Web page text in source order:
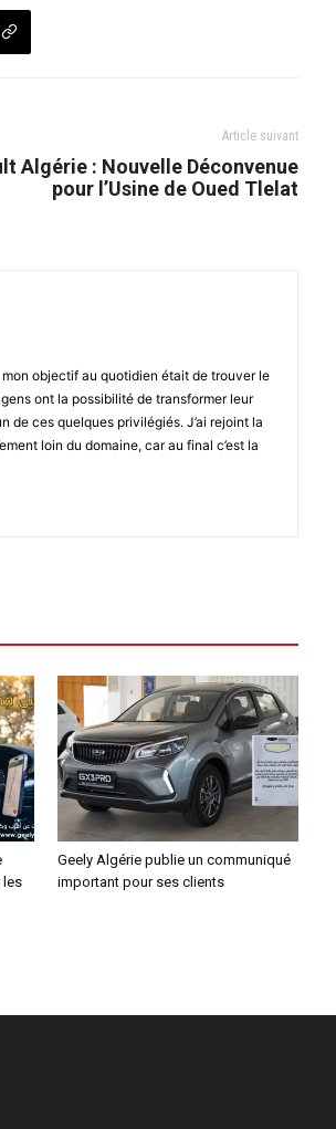
Article suivant
Algérie : Nouvelle Déconvenue
pour l’Usine de Oued Tlelat
objectif au quotidien était de trouver le
ont la possibilité de transformer leur
de ces quelques privilégiés. J’ai rejoint la
loin du domaine, car au final c’est la
les
Geely Algérie publie un communiqué
important pour ses clients